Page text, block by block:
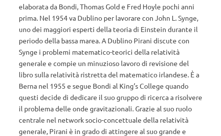
elaborata da Bondi, Thomas Gold e Fred Hoyle pochi anni
prima. Nel 1954 va Dublino per lavorare con John L. Synge,
uno dei maggiori esperti della teoria di Einstein durante il
periodo della bassa marea. A Dublino Pirani discute con
Synge i problemi matematico-teorici della relatività
generale e compie un minuzioso lavoro di revisione del
libro sulla relatività ristretta del matematico irlandese. È a
Berna nel 1955 e segue Bondi al King’s College quando
questi decide di dedicare il suo gruppo di ricerca a risolvere
il problema delle onde gravitazionali. Grazie al suo ruolo
centrale nel network socio-concettuale della relatività
generale, Pirani è in grado di attingere al suo grande e